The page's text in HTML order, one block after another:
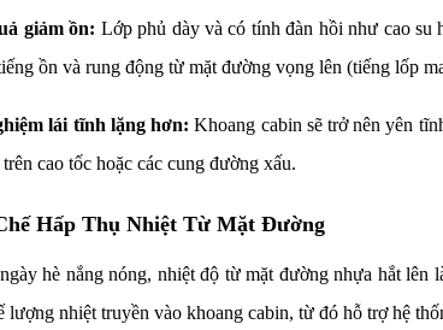
giảm ồn: Lớp phủ dày và có tính đàn hồi như cao su
ồn và rung động từ mặt đường vọng lên (tiếng lốp
lái tĩnh lặng hơn: Khoang cabin sẽ trở nên yên
cao tốc hoặc các cung đường xấu.
Hấp Thụ Nhiệt Từ Mặt Đường
hè nắng nóng, nhiệt độ từ mặt đường nhựa hắt
lượng nhiệt truyền vào khoang cabin, từ đó hỗ trợ hệ